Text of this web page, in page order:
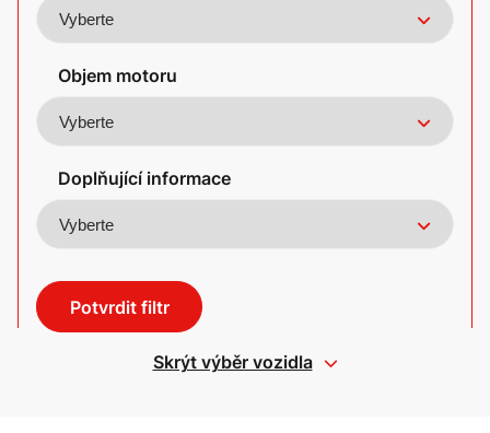
Objem motoru
Doplňující informace
Potvrdit filtr
Skrýt výběr vozidla